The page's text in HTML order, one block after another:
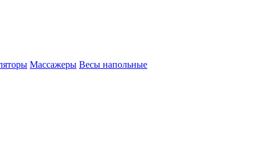
Массажеры Весы напольные